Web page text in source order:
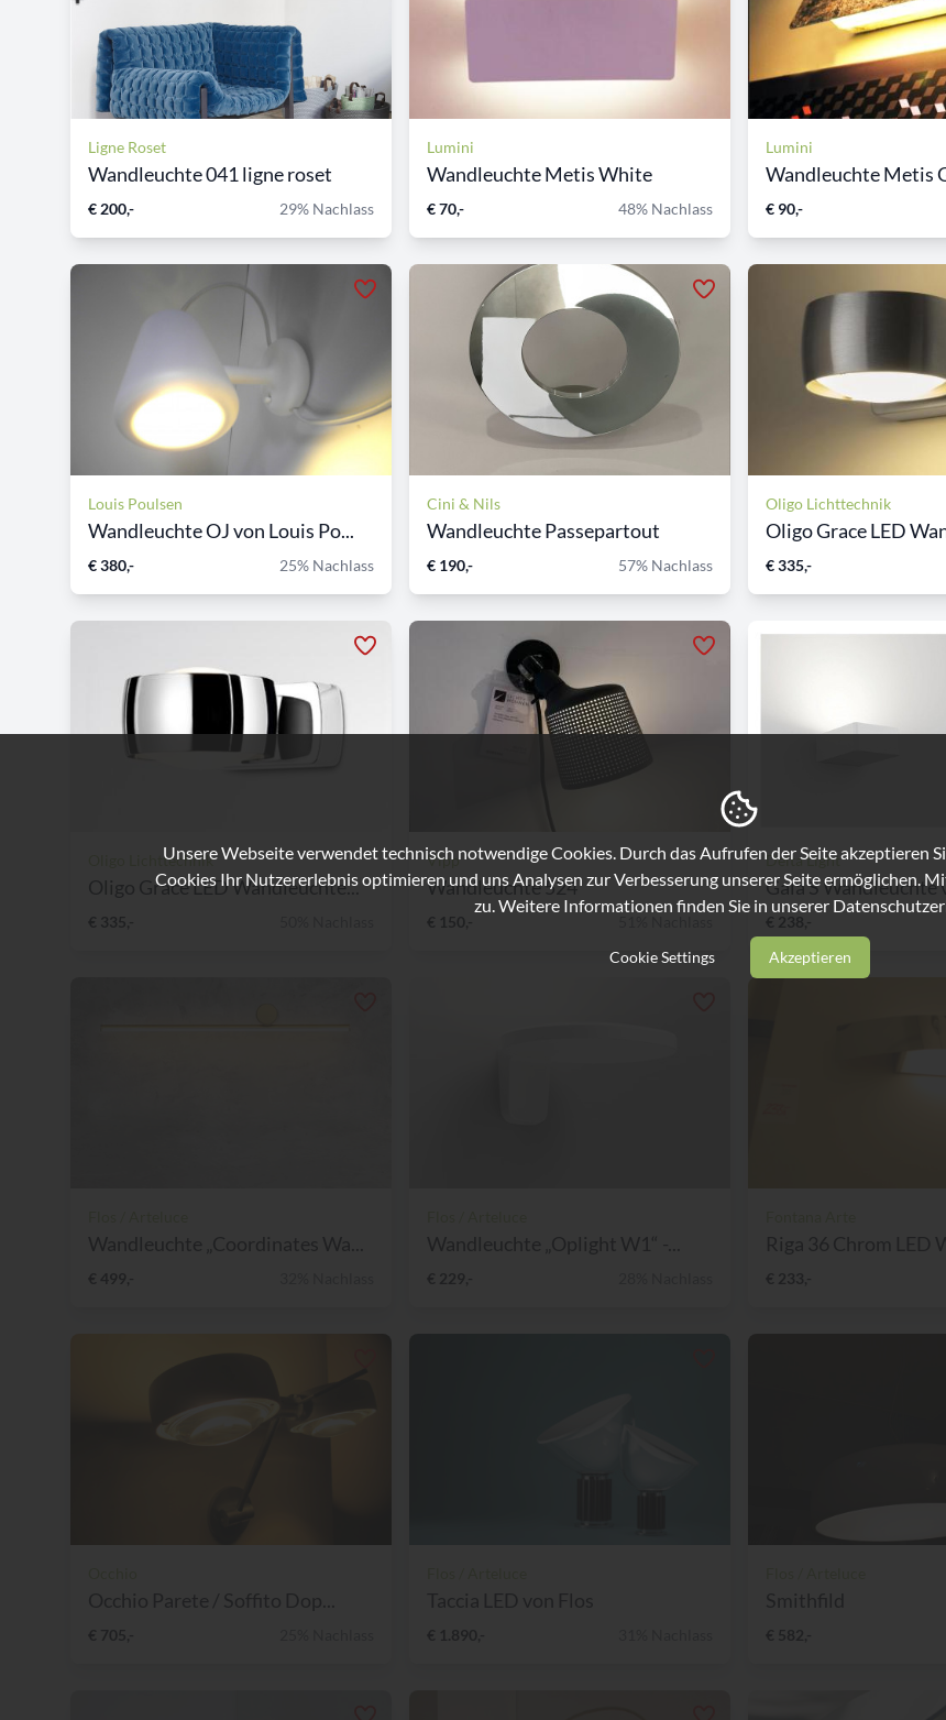
Ligne Roset
Wandleuchte 041 ligne roset
€ 200,- 29% Nachlass
Lumini
Wandleuchte Metis White
€ 70,- 48% Nachlass
Lumini
Wandleuchte Metis
€ 90,-
Louis Poulsen
Wandleuchte OJ von Louis Po...
€ 380,- 25% Nachlass
Cini & Nils
Wandleuchte Passepartout
€ 190,- 57% Nachlass
Oligo Lichttechnik
Oligo Grace LED
€ 335,-
Oligo Lichttechnik
Oligo Grace LED Wandleuchte...
€ 335,-
Vipp
Wandleuchte 524
€ 150,-
Delta Light
Gala S Wandleuchte
€ 238,-
Unsere Webseite verwendet technisch notwendige Cookies. Durch das Aufrufen der Seite akzeptieren
Cookies Ihr Nutzererlebnis optimieren und uns Analysen zur Verbesserung unserer Seite ermöglichen.
zu. Weitere Informationen finden Sie in unserer
Cookie Settings Akzeptieren